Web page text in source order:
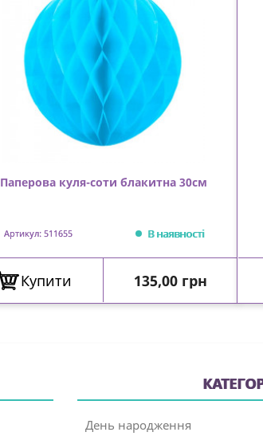
Паперова куля-соти блакитна 30см
Артикул: 511655 В наявності
Купити Ціна
135,00 грн
День народження